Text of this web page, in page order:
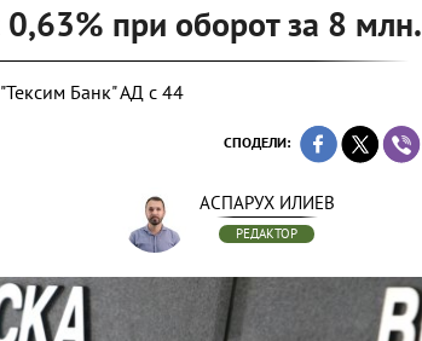
0,63% при оборот за 8
Банк" АД с 44
СПОДЕЛИ:
АСПАРУХ ИЛИЕВ
РЕДАКТОР